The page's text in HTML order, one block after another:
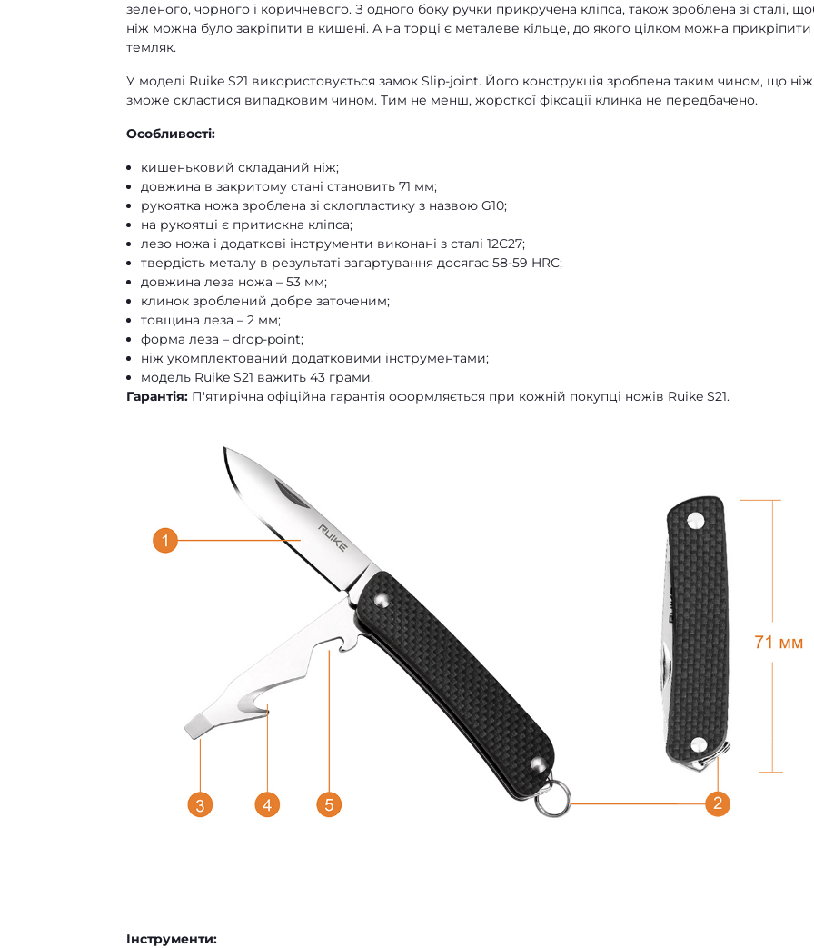
зеленого, чорного і коричневого. З одного боку ручки прикручена кліпса, також зроблена зі сталі,
ніж можна було закріпити в кишені. А на торці є металеве кільце, до якого цілком можна прикріпити
темляк.
У моделі Ruike S21 використовується замок Slip-joint. Його конструкція зроблена таким чином, що
зможе скластися випадковим чином. Тим не менш, жорсткої фіксації клинка не передбачено.
Особливості:
кишеньковий складаний ніж;
довжина в закритому стані становить 71 мм;
рукоятка ножа зроблена зі склопластику з назвою G10;
на рукоятці є притискна кліпса;
лезо ножа і додаткові інструменти виконані з сталі 12С27;
твердість металу в результаті загартування досягає 58-59 HRC;
довжина леза ножа – 53 мм;
клинок зроблений добре заточеним;
товщина леза – 2 мм;
форма леза – drop-point;
ніж укомплектований додатковими інструментами;
модель Ruike S21 важить 43 грами.
Гарантія: П'ятирічна офіційна гарантія оформляється при кожній покупці ножів Ruike S21.
Інструменти: